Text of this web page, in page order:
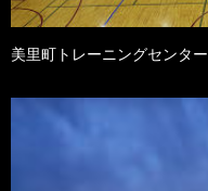
美里町トレーニングセンター